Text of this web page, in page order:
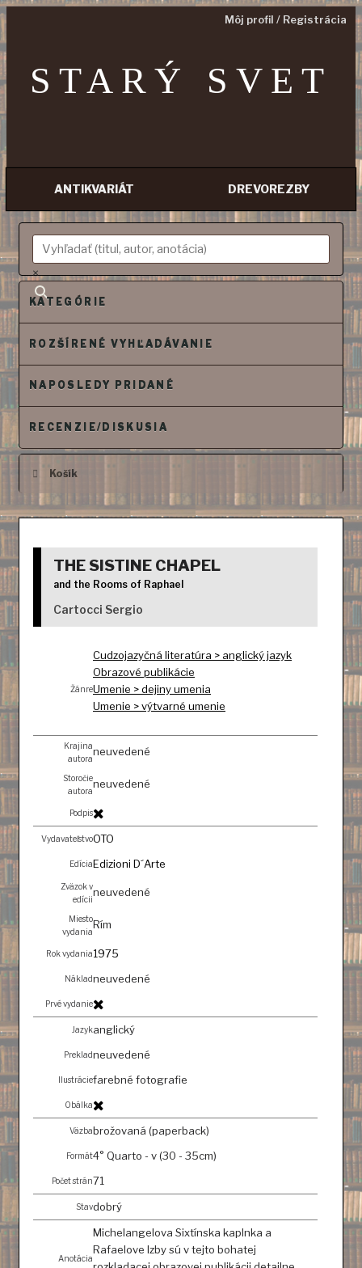
Môj profil / Registrácia
STARÝ SVET
ANTIKVARIÁT DREVOREZBY
P
j
h
×
KATEGÓRIE
ROZŠÍRENÉ VYHĽADÁVANIE
NAPOSLEDY PRIDANÉ
RECENZIE/DISKUSIA
Košík
THE SISTINE CHAPEL
and the Rooms of Raphael
Cartocci Sergio
Žánre
Cudzojazyčná literatúra > anglický jazyk
Obrazové publikácie
Umenie > dejiny umenia
Umenie > výtvarné umenie
Krajina
autora
neuvedené
Storočie
autora
neuvedené
Podpis
VydavateľstvoOTO
EdíciaEdizioni D´Arte
Zväzok v
edícii
neuvedené
Miesto
vydania
Rím
Rok vydania1975
Nákladneuvedené
Prvé vydanie
Jazykanglický
Prekladneuvedené
Ilustráciefarebné fotografie
Obálka
Väzbabrožovaná (paperback)
Formát4° Quarto - v (30 - 35cm)
Počet strán71
Stavdobrý
Anotácia
Michelangelova Sixtínska kaplnka a
Rafaelove Izby sú v tejto bohatej